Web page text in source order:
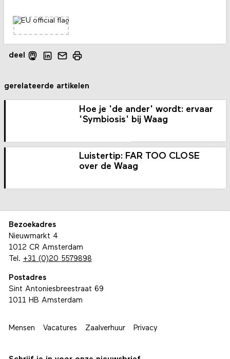
deel
gerelateerde artikelen
Hoe je 'de ander' wordt: ervaar
'Symbiosis' bij Waag
Luistertip: FAR TOO CLOSE
over de Waag
Bezoekadres
Nieuwmarkt 4
1012 CR Amsterdam
Tel. +31 (0)20 5579898
Postadres
Sint Antoniesbreestraat 69
1011 HB Amsterdam
Mensen Vacatures Zaalverhuur Privacy